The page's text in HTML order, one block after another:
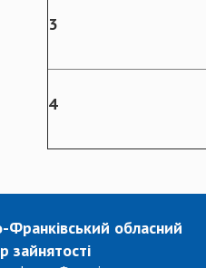
3
4
Франківський обласний
зайнятості